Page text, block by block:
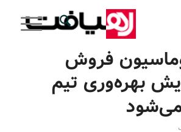
فروش
بهره‌وری تیم
می‌شود